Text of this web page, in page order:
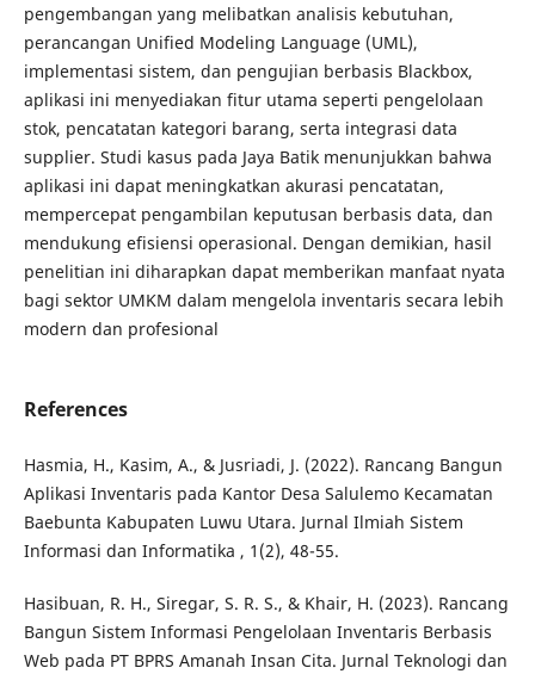
pengembangan yang melibatkan analisis kebutuhan,
perancangan Unified Modeling Language (UML),
implementasi sistem, dan pengujian berbasis Blackbox,
aplikasi ini menyediakan fitur utama seperti pengelolaan
stok, pencatatan kategori barang, serta integrasi data
supplier. Studi kasus pada Jaya Batik menunjukkan bahwa
aplikasi ini dapat meningkatkan akurasi pencatatan,
mempercepat pengambilan keputusan berbasis data, dan
mendukung efisiensi operasional. Dengan demikian, hasil
penelitian ini diharapkan dapat memberikan manfaat nyata
bagi sektor UMKM dalam mengelola inventaris secara lebih
modern dan profesional
References
Hasmia, H., Kasim, A., & Jusriadi, J. (2022). Rancang Bangun
Aplikasi Inventaris pada Kantor Desa Salulemo Kecamatan
Baebunta Kabupaten Luwu Utara. Jurnal Ilmiah Sistem
Informasi dan Informatika , 1(2), 48-55.
Hasibuan, R. H., Siregar, S. R. S., & Khair, H. (2023). Rancang
Bangun Sistem Informasi Pengelolaan Inventaris Berbasis
Web pada PT BPRS Amanah Insan Cita. Jurnal Teknologi dan